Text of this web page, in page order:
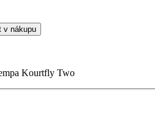
v nákupu
Kourtfly Two